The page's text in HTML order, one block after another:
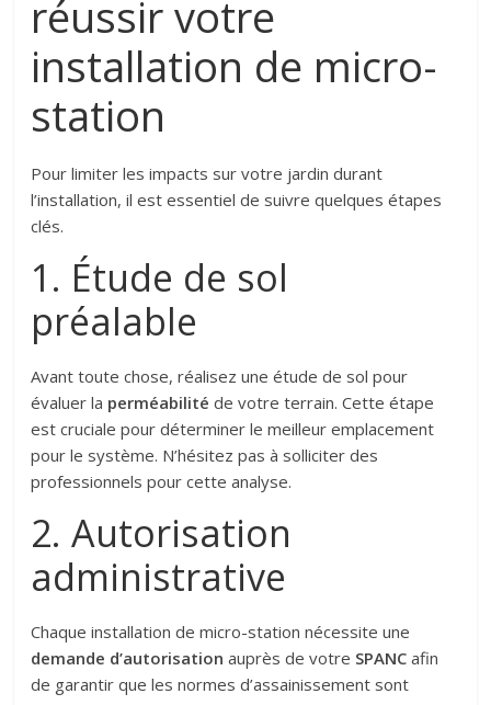
réussir votre
installation de micro-
station
Pour limiter les impacts sur votre jardin durant
l’installation, il est essentiel de suivre quelques étapes
clés.
1. Étude de sol
préalable
Avant toute chose, réalisez une étude de sol pour
évaluer la perméabilité de votre terrain. Cette étape
est cruciale pour déterminer le meilleur emplacement
pour le système. N’hésitez pas à solliciter des
professionnels pour cette analyse.
2. Autorisation
administrative
Chaque installation de micro-station nécessite une
demande d’autorisation auprès de votre SPANC afin
de garantir que les normes d’assainissement sont